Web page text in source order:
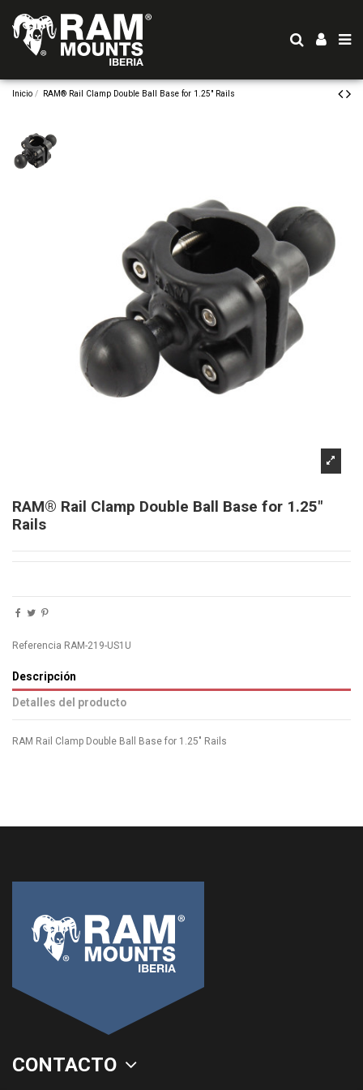
Inicio RAM® Rail Clamp Double Ball Base for 1.25" Rails
RAM® Rail Clamp Double Ball Base for 1.25"
Rails
Referencia RAM-219-US1U
Descripción
Detalles del producto
RAM Rail Clamp Double Ball Base for 1.25" Rails
CONTACTO